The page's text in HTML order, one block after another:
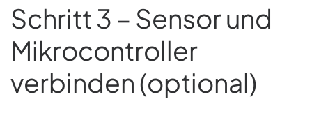
Schritt 3 – Sensor und
Mikrocontroller
verbinden (optional)